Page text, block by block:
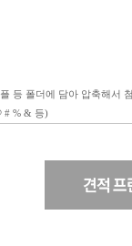
등 폴더에 담아 압축해서
# % & 등)